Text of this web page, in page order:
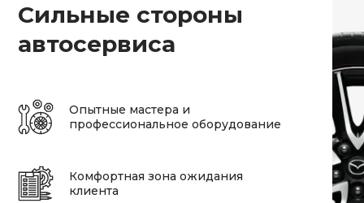
Сильные стороны
автосервиса
Опытные мастера и
профессиональное оборудование
Комфортная зона ожидания
клиента